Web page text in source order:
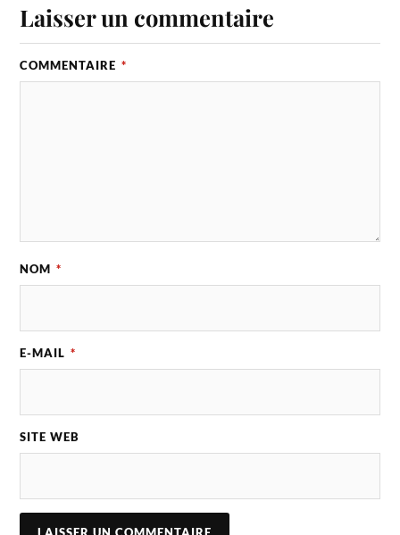
Laisser un commentaire
COMMENTAIRE *
NOM *
E-MAIL *
SITE WEB